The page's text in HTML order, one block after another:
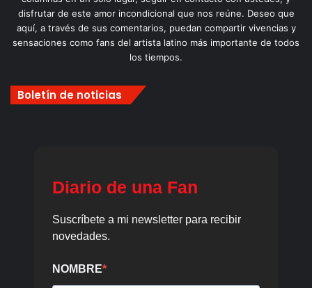
disfrutar de este amor incondicional que nos reúne. Deseo que
aquí, a través de sus comentarios, puedan compartir vivencias y
sensaciones como fans del artista latino más importante de todos
los tiempos.
Boletín de noticias